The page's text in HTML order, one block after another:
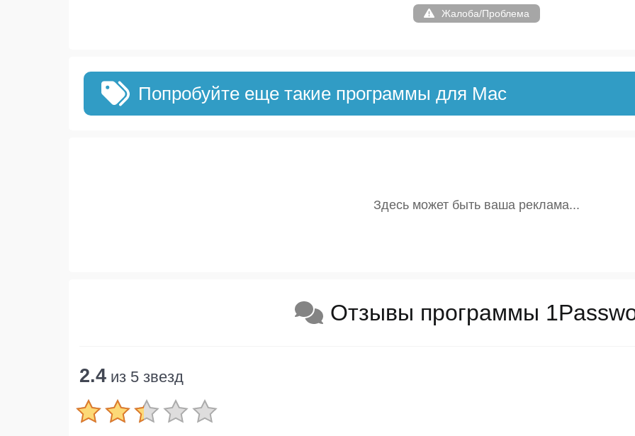
Жалоба/Проблема
Попробуйте еще такие программы для Mac
Отзывы программы
2.4 из 5 звезд